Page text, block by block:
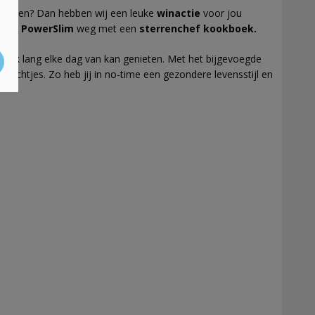
eten? Dan hebben wij een leuke winactie voor jou
PowerSlim weg met een sterrenchef kookboek.
lang elke dag van kan genieten. Met het bijgevoegde
Zo heb jij in no-time een gezondere levensstijl en